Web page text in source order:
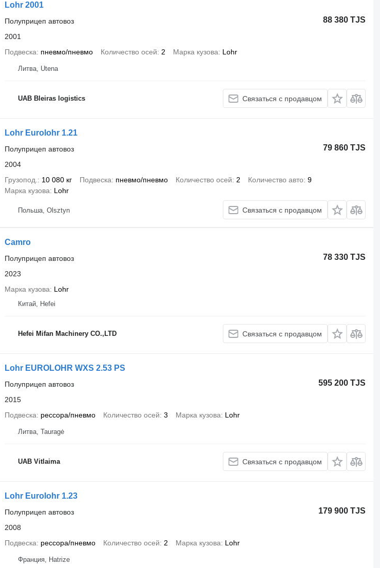
Lohr 2001
88 380 TJS
Полуприцеп автовоз
2001
Подвеска
пневмо/пневмо Количество осей 2 Марка кузова Lohr
Литва, Utena
UAB Bleiras logistics Связаться с продавцом
Lohr Eurolohr 1.21
79 860 TJS
Полуприцеп автовоз
2004
Грузопод.
10 080 кг Подвеска пневмо/пневмо Количество осей 2 Количество авто 9
Марка кузова
Lohr
Польша, Olsztyn Связаться с продавцом
Camro
78 330 TJS
Полуприцеп автовоз
2023
Марка кузова
Lohr
Китай, Hefei
Hefei Mifan Machinery CO.,LTD Связаться с продавцом
Lohr EUROLOHR WXS 2.53 PS
595 200 TJS
Полуприцеп автовоз
2015
Подвеска
рессора/пневмо Количество осей 3 Марка кузова Lohr
Литва, Tauragė
UAB Vitlaima Связаться с продавцом
Lohr Eurolohr 1.23
179 900 TJS
Полуприцеп автовоз
2008
Подвеска
рессора/пневмо Количество осей 2 Марка кузова Lohr
Франция, Hatrize